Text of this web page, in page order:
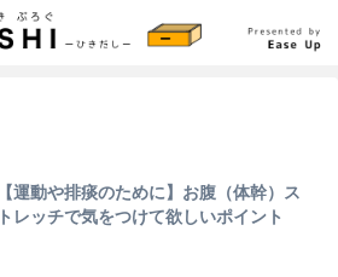
【運動や排痰のために】お腹（体幹）ス
トレッチで気をつけて欲しいポイント